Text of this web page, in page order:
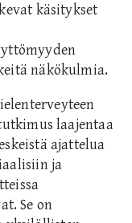
käsitykset
näkökulmia.
laajentaa
ajattelua
ja
Se on